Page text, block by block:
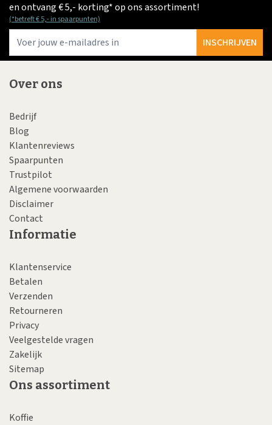
en ontvang € 5,- korting* op ons assortiment!
(*betreft € 5,- in spaarpunten)
INSCHRIJVEN
Over ons
Bedrijf
Blog
Klantenreviews
Spaarpunten
Trustpilot
Algemene voorwaarden
Disclaimer
Contact
Informatie
Klantenservice
Betalen
Verzenden
Retourneren
Privacy
Veelgestelde vragen
Zakelijk
Sitemap
Ons assortiment
Koffie